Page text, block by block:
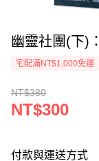
幽靈社團(下)
宅配滿NT$1,000免運
NT$380
NT$300
付款與運送方式